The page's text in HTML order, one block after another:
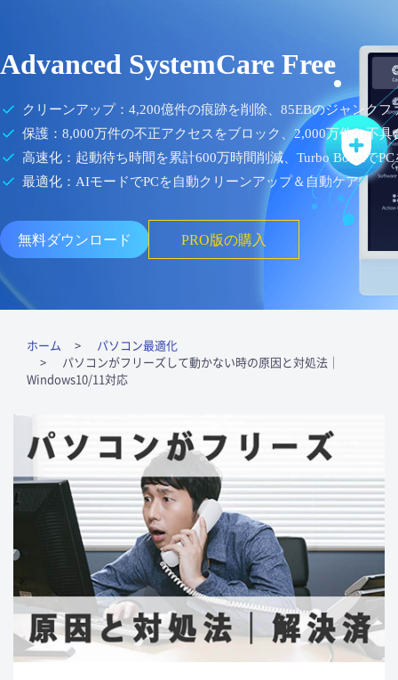
Advanced SystemCare Free
クリーンアップ：4,200億件の痕跡を削除、85EBのジャンク
保護：8,000万件の不正アクセスをブロック、2,000万件の不具
高速化：起動待ち時間を累計600万時間削減、Turbo Boostで
最適化：AIモードでPCを自動クリーンアップ＆自動ケア
無料ダウンロード PRO版の購入
ホーム
パソコン最適化
パソコンがフリーズして動かない時の原因と対処法｜
Windows10/11対応